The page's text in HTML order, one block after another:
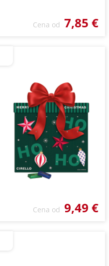
Cena od 7,85 €
Cena od 9,49 €